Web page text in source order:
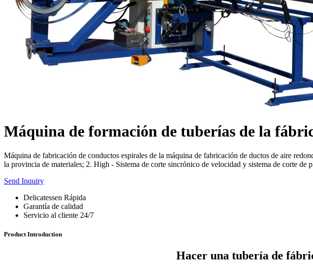
Máquina de formación de tuberías de la
Máquina de fabricación de conductos espirales de la máquina de fabricación de ductos de aire
la provincia de materiales; 2. High - Sistema de corte sincrónico de velocidad y sistema de corte
Send Inquiry
Delicatessen Rápida
Garantía de calidad
Servicio al cliente 24/7
Product Introduction
Hacer una tubería de